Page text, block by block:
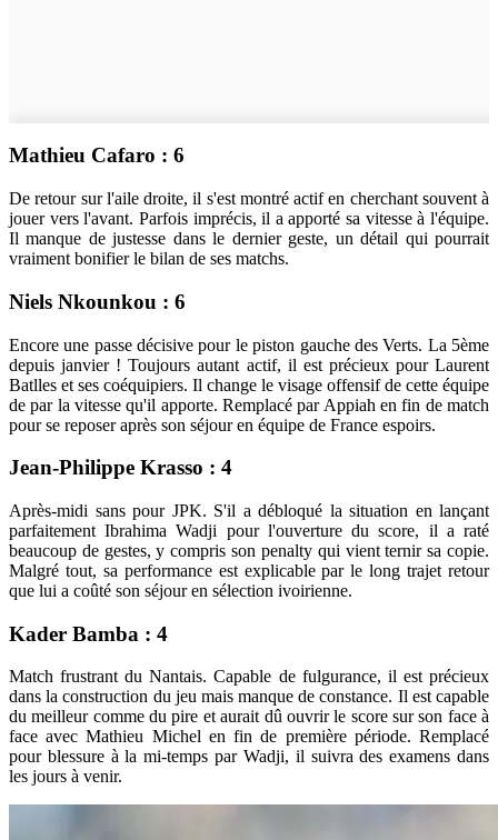
Mathieu Cafaro : 6
De retour sur l'aile droite, il s'est montré actif en cherchant souvent à
jouer vers l'avant. Parfois imprécis, il a apporté sa vitesse à l'équipe.
Il manque de justesse dans le dernier geste, un détail qui pourrait
vraiment bonifier le bilan de ses matchs.
Niels Nkounkou : 6
Encore une passe décisive pour le piston gauche des Verts. La 5ème
depuis janvier ! Toujours autant actif, il est précieux pour Laurent
Batlles et ses coéquipiers. Il change le visage offensif de cette équipe
de par la vitesse qu'il apporte. Remplacé par Appiah en fin de match
pour se reposer après son séjour en équipe de France espoirs.
Jean-Philippe Krasso : 4
Après-midi sans pour JPK. S'il a débloqué la situation en lançant
parfaitement Ibrahima Wadji pour l'ouverture du score, il a raté
beaucoup de gestes, y compris son penalty qui vient ternir sa copie.
Malgré tout, sa performance est explicable par le long trajet retour
que lui a coûté son séjour en sélection ivoirienne.
Kader Bamba : 4
Match frustrant du Nantais. Capable de fulgurance, il est précieux
dans la construction du jeu mais manque de constance. Il est capable
du meilleur comme du pire et aurait dû ouvrir le score sur son face à
face avec Mathieu Michel en fin de première période. Remplacé
pour blessure à la mi-temps par Wadji, il suivra des examens dans
les jours à venir.